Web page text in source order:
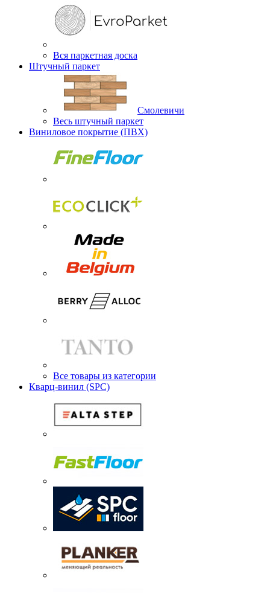
Вся паркетная доска
Штучный паркет
Смолевичи
Весь штучный паркет
Виниловое покрытие (ПВХ)
Все товары из категории
Кварц-винил (SPC)